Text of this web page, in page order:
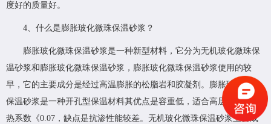
度好的质量好。
4、什么是膨胀玻化微珠保温砂浆？
膨胀玻化微珠保温砂浆是一种新型材料，它分为无机玻化微珠保
温砂浆和膨胀玻化微珠保温砂浆，膨胀玻化微珠保温砂浆使用的较
早，它的主要成分是经过高温膨胀的松脂岩和胶凝剂。膨胀玻化微珠
保温砂浆是一种开孔型保温材料其优点是容重低，适合高层使用，导
热系数《0.07，缺点是抗渗性能较差。无机玻化微珠保温砂浆主要成